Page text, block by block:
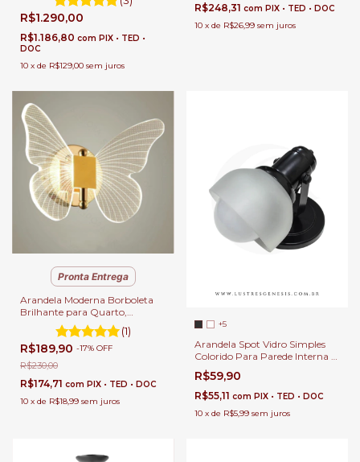
Quartos.
R$1.290,00
R$1.186,80 com PIX • TED •
DOC
10 x de R$129,00 sem juros
R$248,31 com PIX • TED • DOC
10 x de R$26,99 sem juros
Pronta Entrega
Arandela Moderna Borboleta
Brilhante para Quarto,
Cabeceira de Cama, Lavabo e
Quarto Infantil - DCB02158
(1)
R$189,90 -17% OFF
R$230,00
R$174,71 com PIX • TED • DOC
10 x de R$18,99 sem juros
+5
Arandela Spot Vidro Simples
Colorido Para Parede Interna e
Externa.
R$59,90
R$55,11 com PIX • TED • DOC
10 x de R$5,99 sem juros